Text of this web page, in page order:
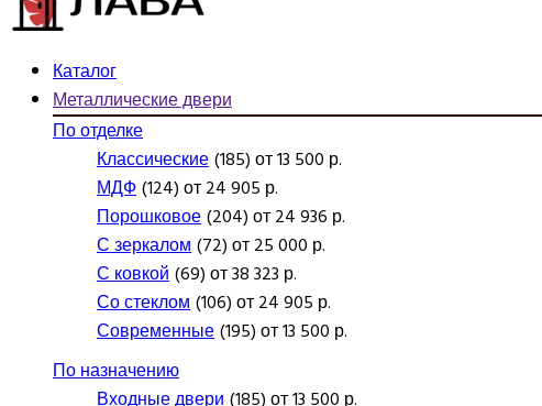
Каталог
Металлические двери
По отделке
Классические(185) от 13 500 р.
МДФ(124) от 24 905 р.
Порошковое(204) от 24 936 р.
С зеркалом(72) от 25 000 р.
С ковкой(69) от 38 323 р.
Со стеклом(106) от 24 905 р.
Современные(195) от 13 500 р.
По назначению
Входные двери(185) от 13 500 р.